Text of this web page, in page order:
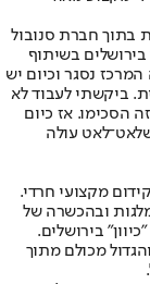
בתוך חברת סנובול
בשיתוף
נסגר וכיום יש
ביקשתי לעבוד לא
הסכימו. אז כיום
עולה
מקצועי חרדי.
ובהכשרה של
"כיוון" בירושלים.
מכולם מתוך